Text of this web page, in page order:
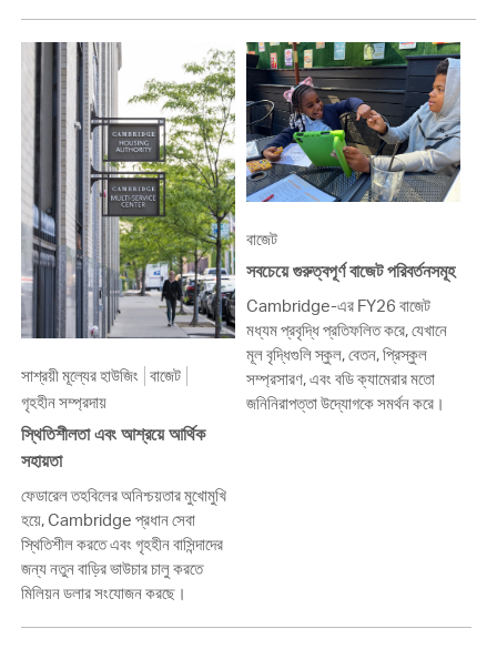
সাশ্রয়ী মূল্যের হাউজিং বাজেট
গৃহহীন সম্প্রদায়
স্থিতিশীলতা এবং আশ্রয়ে আর্থিক
সহায়তা
ফেডারেল তহবিলের অনিশ্চয়তার মুখোমুখি
হয়ে, Cambridge প্রধান সেবা
স্থিতিশীল করতে এবং গৃহহীন বাসিন্দাদের
জন্য নতুন বাড়ির ভাউচার চালু করতে
মিলিয়ন ডলার সংযোজন করছে।
বাজেট
সবচেয়ে গুরুত্বপূর্ণ বাজেট পরিবর্তনসমূহ
Cambridge-এর FY26 বাজেট
মধ্যম প্রবৃদ্ধি প্রতিফলিত করে, যেখানে
মূল বৃদ্ধিগুলি স্কুল, বেতন, প্রিস্কুল
সম্প্রসারণ, এবং বডি ক্যামেরার মতো
জনিনিরাপত্তা উদ্যোগকে সমর্থন করে।